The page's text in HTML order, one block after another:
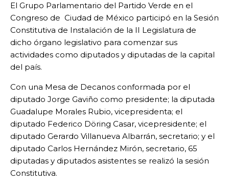
El Grupo Parlamentario del Partido Verde en el
Congreso de Ciudad de México participó en la Sesión
Constitutiva de Instalación de la II Legislatura de
dicho órgano legislativo para comenzar sus
actividades como diputados y diputadas de la capital
del país.
Con una Mesa de Decanos conformada por el
diputado Jorge Gaviño como presidente; la diputada
Guadalupe Morales Rubio, vicepresidenta; el
diputado Federico Döring Casar, vicepresidente; el
diputado Gerardo Villanueva Albarrán, secretario; y el
diputado Carlos Hernández Mirón, secretario, 65
diputadas y diputados asistentes se realizó la sesión
Constitutiva.